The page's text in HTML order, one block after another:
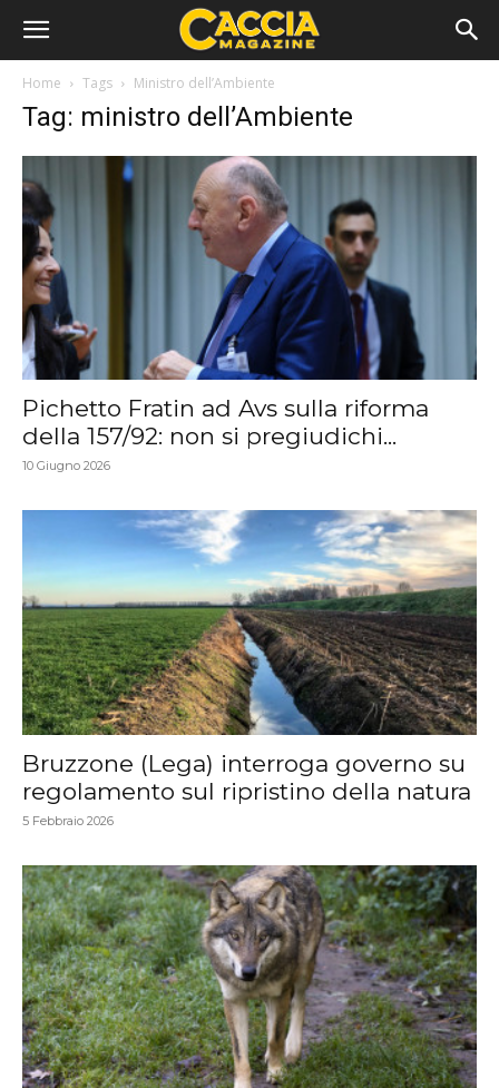
Home Tags Ministro dell’Ambiente
Tag: ministro dell’Ambiente
Pichetto Fratin ad Avs sulla riforma
della 157/92: non si pregiudichi...
10 Giugno 2026
Bruzzone (Lega) interroga governo su
regolamento sul ripristino della natura
5 Febbraio 2026